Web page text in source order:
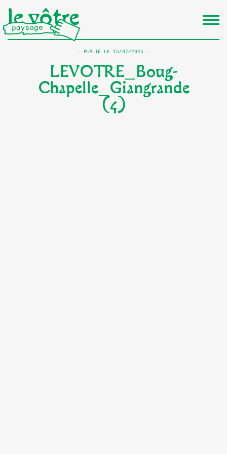
le vôtre
PUBLIÉ LE 15/07/2025
LEVOTRE_Boug-
Chapelle_Giangrande
(4)